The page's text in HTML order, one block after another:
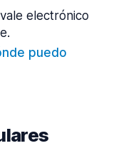
electrónico
puedo